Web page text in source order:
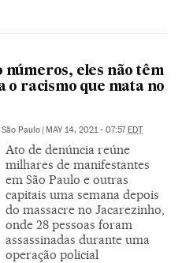
números, eles não têm
o racismo que mata no
São Paulo | MAY 14, 2021 - 07:57EDT
Ato de denúncia reúne
milhares de manifestantes
em São Paulo e outras
capitais uma semana depois
do massacre no Jacarezinho,
onde 28 pessoas foram
assassinadas durante uma
operação policial